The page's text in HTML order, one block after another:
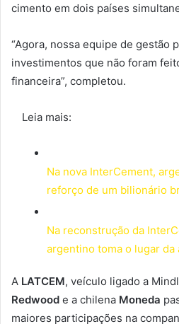
cimento em dois países
“Agora, nossa equipe de gestão
investimentos que não foram
financeira”, completou.
Leia mais:
Na nova InterCement,
reforço de um bilionário
Na reconstrução da
argentino toma o lugar da
A LATCEM, veículo ligado a
Redwood e a chilena Moneda
maiores participações na